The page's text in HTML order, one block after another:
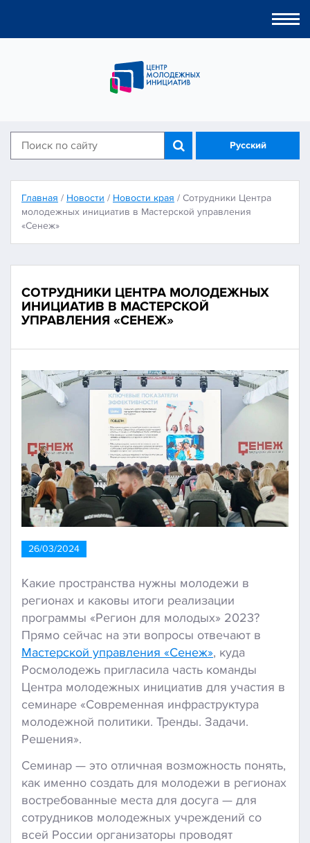
Русский
Главная / Новости / Новости края / Сотрудники Центра
молодежных инициатив в Мастерской управления
«Сенеж»
СОТРУДНИКИ ЦЕНТРА МОЛОДЕЖНЫХ
ИНИЦИАТИВ В МАСТЕРСКОЙ
УПРАВЛЕНИЯ «СЕНЕЖ»
26/03/2024
Какие пространства нужны молодежи в
регионах и каковы итоги реализации
программы «Регион для молодых» 2023?
Прямо сейчас на эти вопросы отвечают в
Мастерской управления «Сенеж», куда
Росмолодежь пригласила часть команды
Центра молодежных инициатив для участия в
семинаре «Современная инфраструктура
молодежной политики. Тренды. Задачи.
Решения».
Семинар — это отличная возможность понять,
как именно создать для молодежи в регионах
востребованные места для досуга — для
сотрудников молодежных учреждений со
всей России организаторы проводят